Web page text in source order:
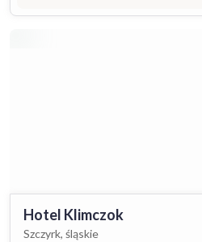
Hotel Klimczok
Szczyrk, śląskie